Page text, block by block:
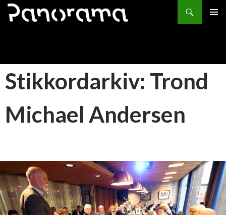
Søk
HOPP
Stikkordarkiv: Trond
Michael Andersen